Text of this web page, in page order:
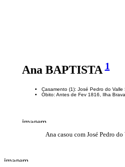
Ana BAPTISTA1
Casamento (1): José Pedro do Valle
Óbito: Antes de Fev 1816, Ilha
Ana casou com José Pedro